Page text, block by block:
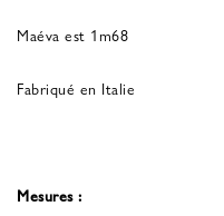
Maéva est 1m68
Fabriqué en Italie
Mesures :